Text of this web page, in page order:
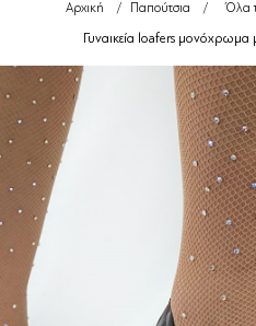
Αρχική / Παπούτσια / Όλα
Γυναικεία loafers μονόχρωμα